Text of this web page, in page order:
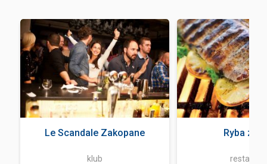
Le Scandale Zakopane
klub
Ryba z